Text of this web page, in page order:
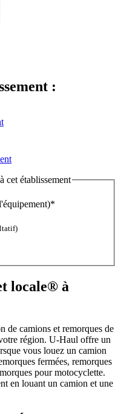
:
cet établissement
locale® à
de camions et remorques de
région. U-Haul offre un
vous louez un camion
fermées, remorques
pour motocyclette.
en louant un camion et une